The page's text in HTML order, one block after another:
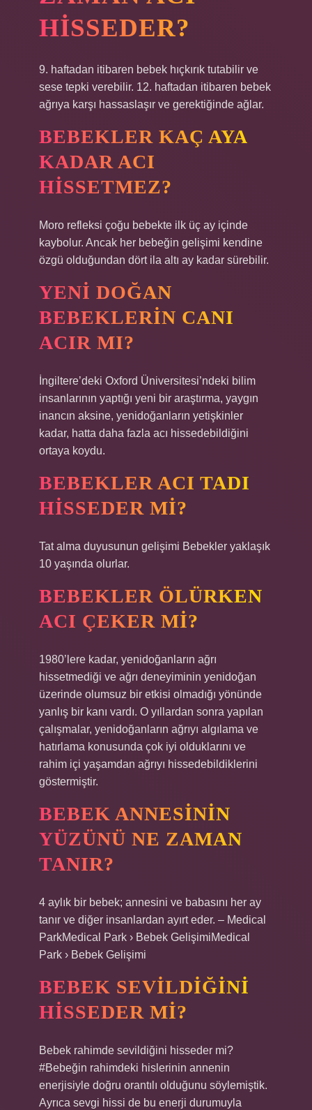
HISSEDER?
9. haftadan itibaren bebek hıçkırık tutabilir ve
sese tepki verebilir. 12. haftadan itibaren bebek
ağrıya karşı hassaslaşır ve gerektiğinde ağlar.
BEBEKLER KAÇ AYA
KADAR ACI
HISSETMEZ?
Moro refleksi çoğu bebekte ilk üç ay içinde
kaybolur. Ancak her bebeğin gelişimi kendine
özgü olduğundan dört ila altı ay kadar sürebilir.
YENI DOĞAN
BEBEKLERIN CANI
ACIR MI?
İngiltere’deki Oxford Üniversitesi’ndeki bilim
insanlarının yaptığı yeni bir araştırma, yaygın
inancın aksine, yenidoğanların yetişkinler
kadar, hatta daha fazla acı hissedebildiğini
ortaya koydu.
BEBEKLER ACI TADI
HISSEDER MI?
Tat alma duyusunun gelişimi Bebekler yaklaşık
10 yaşında olurlar.
BEBEKLER ÖLÜRKEN
ACI ÇEKER MI?
1980’lere kadar, yenidoğanların ağrı
hissetmediği ve ağrı deneyiminin yenidoğan
üzerinde olumsuz bir etkisi olmadığı yönünde
yanlış bir kanı vardı. O yıllardan sonra yapılan
çalışmalar, yenidoğanların ağrıyı algılama ve
hatırlama konusunda çok iyi olduklarını ve
rahim içi yaşamdan ağrıyı hissedebildiklerini
göstermiştir.
BEBEK ANNESININ
YÜZÜNÜ NE ZAMAN
TANIR?
4 aylık bir bebek; annesini ve babasını her ay
tanır ve diğer insanlardan ayırt eder. – Medical
ParkMedical Park › Bebek GelişimiMedical
Park › Bebek Gelişimi
BEBEK SEVILDIĞINI
HISSEDER MI?
Bebek rahimde sevildiğini hisseder mi?
#Bebeğin rahimdeki hislerinin annenin
enerjisiyle doğru orantılı olduğunu söylemiştik.
Ayrıca sevgi hissi de bu enerji durumuyla